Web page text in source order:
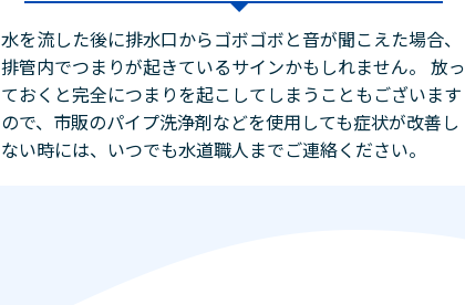
水を流した後に排水口からゴボゴボと音が聞こえた場合、
排管内でつまりが起きているサインかもしれません。 放っ
ておくと完全につまりを起こしてしまうこともございます
ので、市販のパイプ洗浄剤などを使用しても症状が改善し
ない時には、いつでも水道職人までご連絡ください。